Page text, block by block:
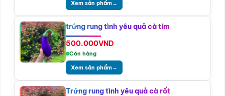
Xem sản phẩm→
trứng rung tình yêu quả cà tím
500.000VND
Còn hàng
Xem sản phẩm→
Trứng rung tình yêu quả cà rốt